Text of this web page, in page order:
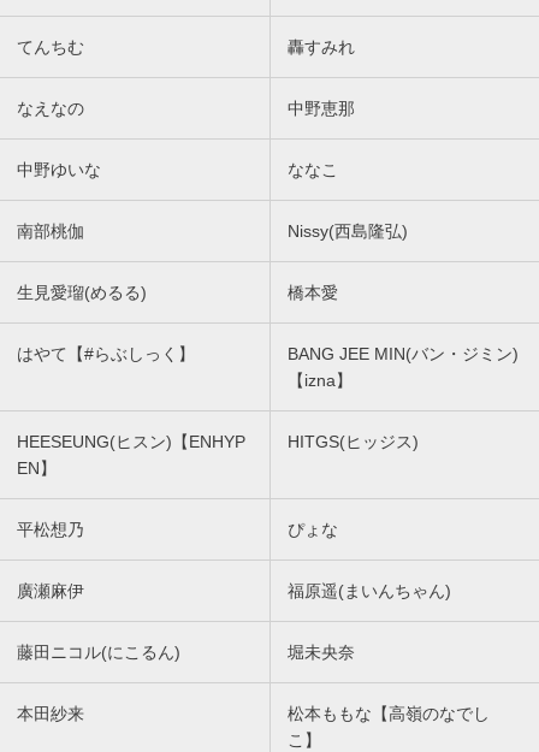
てんちむ 轟すみれ
なえなの 中野恵那
中野ゆいな ななこ
南部桃伽 Nissy(西島隆弘)
生見愛瑠(めるる) 橋本愛
はやて【#らぶしっく】
BANG JEE MIN(バン・ジミン)
【izna】
HEESEUNG(ヒスン)【ENHYP
EN】
HITGS(ヒッジス)
平松想乃 ぴょな
廣瀬麻伊 福原遥(まいんちゃん)
藤田ニコル(にこるん) 堀未央奈
本田紗来
松本ももな【高嶺のなでし
こ】